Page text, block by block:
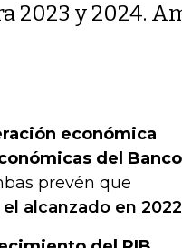
2023 y 2024.
económica
del Banco
prevén que
alcanzado en